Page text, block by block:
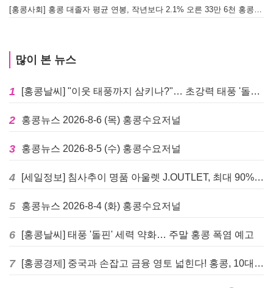
[홍콩사회] 홍콩 대졸자 평균 연봉, 작년보다 2.1% 오른 33만 6천 홍콩달러 기록
많이 본 뉴스
1 [홍콩날씨] "이웃 태풍까지 삼키나?"… 초강력 태풍 '돌핀' 세력 재확장
2 홍콩뉴스 2026-8-6 (목) 홍콩수요저널
3 홍콩뉴스 2026-8-5 (수) 홍콩수요저널
4 [세일정보] 침사추이 명품 아울렛 J.OUTLET, 최대 90% 빅 세일 진행
5 홍콩뉴스 2026-8-4 (화) 홍콩수요저널
6 [홍콩날씨] 태풍 '돌핀' 세력 약화… 주말 홍콩 폭염 예고
7 [홍콩경제] 중국과 손잡고 금융 영토 넓힌다! 홍콩, 10대 신규 정책 발표